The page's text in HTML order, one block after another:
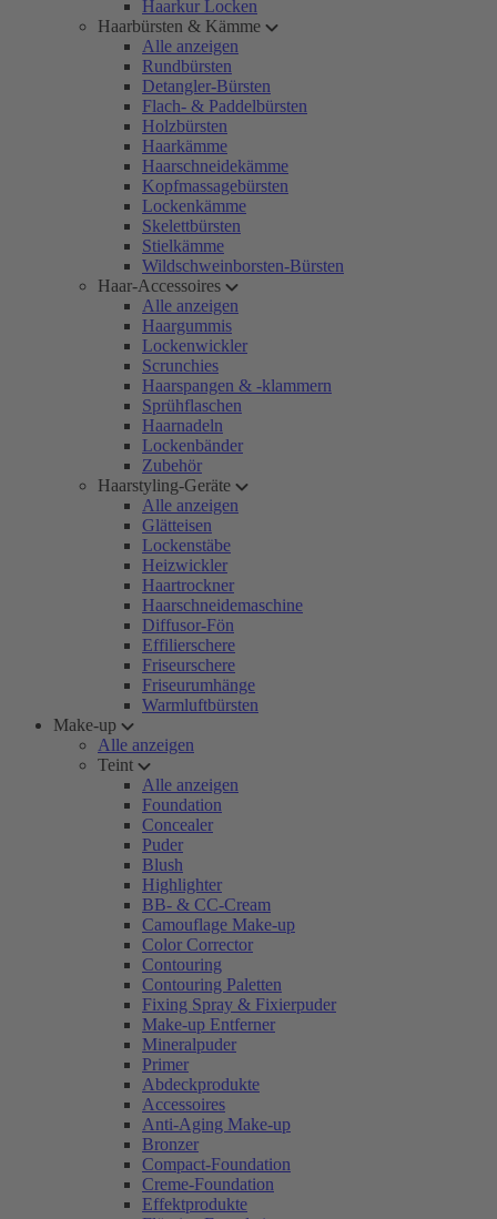
Haarkur Locken
Haarbürsten & Kämme
Alle anzeigen
Rundbürsten
Detangler-Bürsten
Flach- & Paddelbürsten
Holzbürsten
Haarkämme
Haarschneidekämme
Kopfmassagebürsten
Lockenkämme
Skelettbürsten
Stielkämme
Wildschweinborsten-Bürsten
Haar-Accessoires
Alle anzeigen
Haargummis
Lockenwickler
Scrunchies
Haarspangen & -klammern
Sprühflaschen
Haarnadeln
Lockenbänder
Zubehör
Haarstyling-Geräte
Alle anzeigen
Glätteisen
Lockenstäbe
Heizwickler
Haartrockner
Haarschneidemaschine
Diffusor-Fön
Effilierschere
Friseurschere
Friseurumhänge
Warmluftbürsten
Make-up
Alle anzeigen
Teint
Alle anzeigen
Foundation
Concealer
Puder
Blush
Highlighter
BB- & CC-Cream
Camouflage Make-up
Color Corrector
Contouring
Contouring Paletten
Fixing Spray & Fixierpuder
Make-up Entferner
Mineralpuder
Primer
Abdeckprodukte
Accessoires
Anti-Aging Make-up
Bronzer
Compact-Foundation
Creme-Foundation
Effektprodukte